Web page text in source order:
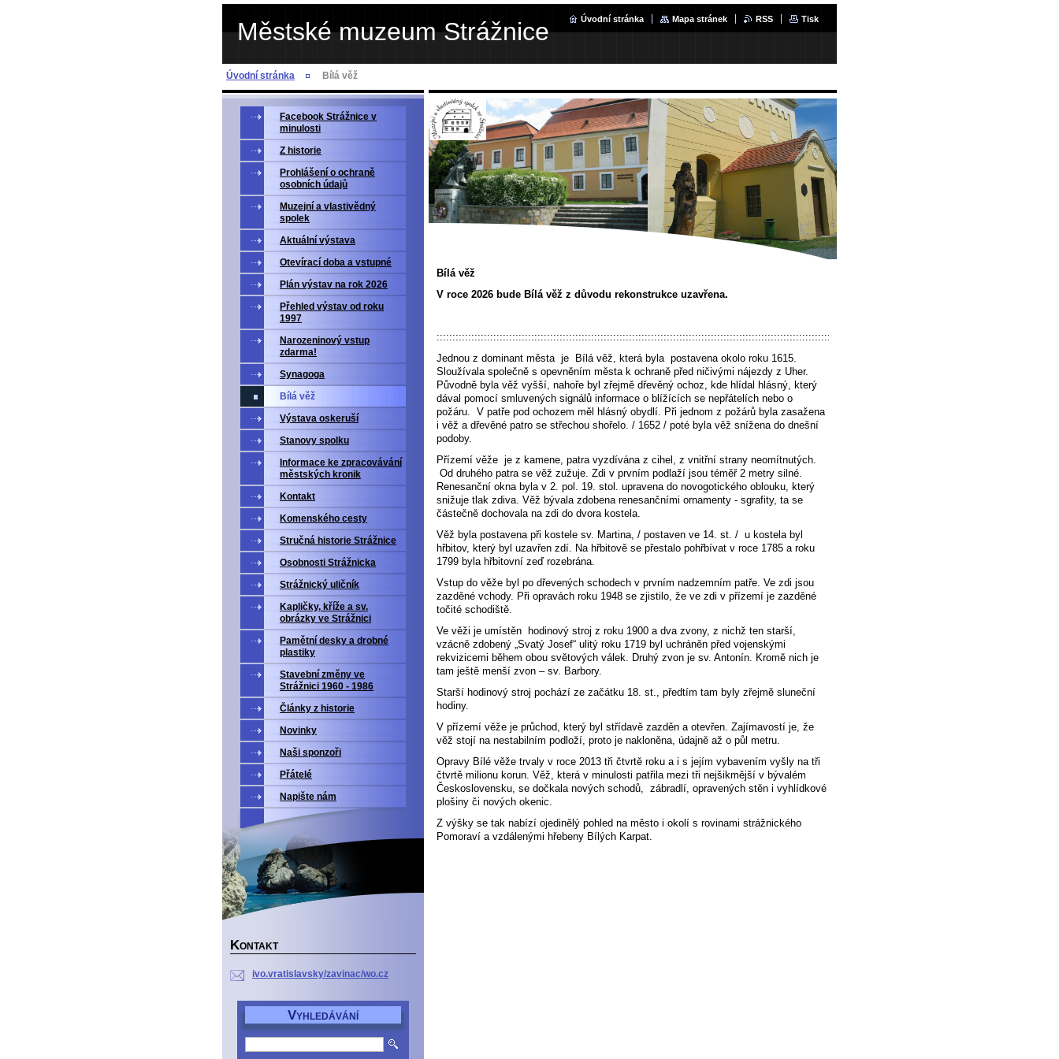
Městské muzeum Strážnice Úvodní stránka Mapa stránek RSS Tisk
Úvodní stránka Bílá věž
Bílá věž
V roce 2026 bude Bílá věž z důvodu rekonstrukce uzavřena.
::::::::::::::::::::::::::::::::::::::::::::::::::::::::::::::::::::::::::::::::::::::::::::::::::::::::::::::::::::::::::::::::::::::::::::::
Jednou z dominant města je Bílá věž, která byla postavena okolo roku 1615.
Sloužívala společně s opevněním města k ochraně před ničivými nájezdy z Uher.
Původně byla věž vyšší, nahoře byl zřejmě dřevěný ochoz, kde hlídal hlásný, který
dával pomocí smluvených signálů informace o blížících se nepřátelích nebo o
požáru. V patře pod ochozem měl hlásný obydlí. Při jednom z požárů byla zasažena
i věž a dřevěné patro se střechou shořelo. / 1652 / poté byla věž snížena do dnešní
podoby.
Přízemí věže je z kamene, patra vyzdívána z cihel, z vnitřní strany neomítnutých.
Od druhého patra se věž zužuje. Zdi v prvním podlaží jsou téměř 2 metry silné.
Renesanční okna byla v 2. pol. 19. stol. upravena do novogotického oblouku, který
snižuje tlak zdiva. Věž bývala zdobena renesančními ornamenty - sgrafity, ta se
částečně dochovala na zdi do dvora kostela.
Věž byla postavena při kostele sv. Martina, / postaven ve 14. st. / u kostela byl
hřbitov, který byl uzavřen zdí. Na hřbitově se přestalo pohřbívat v roce 1785 a roku
1799 byla hřbitovní zeď rozebrána.
Vstup do věže byl po dřevených schodech v prvním nadzemním patře. Ve zdi jsou
zazděné vchody. Při opravách roku 1948 se zjistilo, že ve zdi v přízemí je zazděné
točité schodiště.
Ve věži je umístěn hodinový stroj z roku 1900 a dva zvony, z nichž ten starší,
vzácně zdobený „Svatý Josef“ ulitý roku 1719 byl uchráněn před vojenskými
rekvizicemi během obou světových válek. Druhý zvon je sv. Antonín. Kromě nich je
tam ještě menší zvon – sv. Barbory.
Starší hodinový stroj pochází ze začátku 18. st., předtím tam byly zřejmě sluneční
hodiny.
V přízemí věže je průchod, který byl střídavě zazděn a otevřen. Zajímavostí je, že
věž stojí na nestabilním podloží, proto je nakloněna, údajně až o půl metru.
Opravy Bílé věže trvaly v roce 2013 tři čtvrtě roku a i s jejím vybavením vyšly na tři
čtvrtě milionu korun. Věž, která v minulosti patřila mezi tři nejšikmější v bývalém
Československu, se dočkala nových schodů, zábradlí, opravených stěn i vyhlídkové
plošiny či nových okenic.
Z výšky se tak nabízí ojedinělý pohled na město i okolí s rovinami strážnického
Pomoraví a vzdálenými hřebeny Bílých Karpat.
Facebook Strážnice v
minulosti
Z historie
Prohlášení o ochraně
osobních údajů
Muzejní a vlastivědný
spolek
Aktuální výstava
Otevírací doba a vstupné
Plán výstav na rok 2026
Přehled výstav od roku
1997
Narozeninový vstup
zdarma!
Synagoga
Bílá věž
Výstava oskeruší
Stanovy spolku
Informace ke zpracovávání
městských kronik
Kontakt
Komenského cesty
Stručná historie Strážnice
Osobnosti Strážnicka
Strážnický uličník
Kapličky, kříže a sv.
obrázky ve Strážnici
Pamětní desky a drobné
plastiky
Stavební změny ve
Strážnici 1960 - 1986
Články z historie
Novinky
Naši sponzoři
Přátelé
Napište nám
KONTAKT
ivo.vratislavsky/zavinac/wo.cz
VYHLEDÁVÁNÍ